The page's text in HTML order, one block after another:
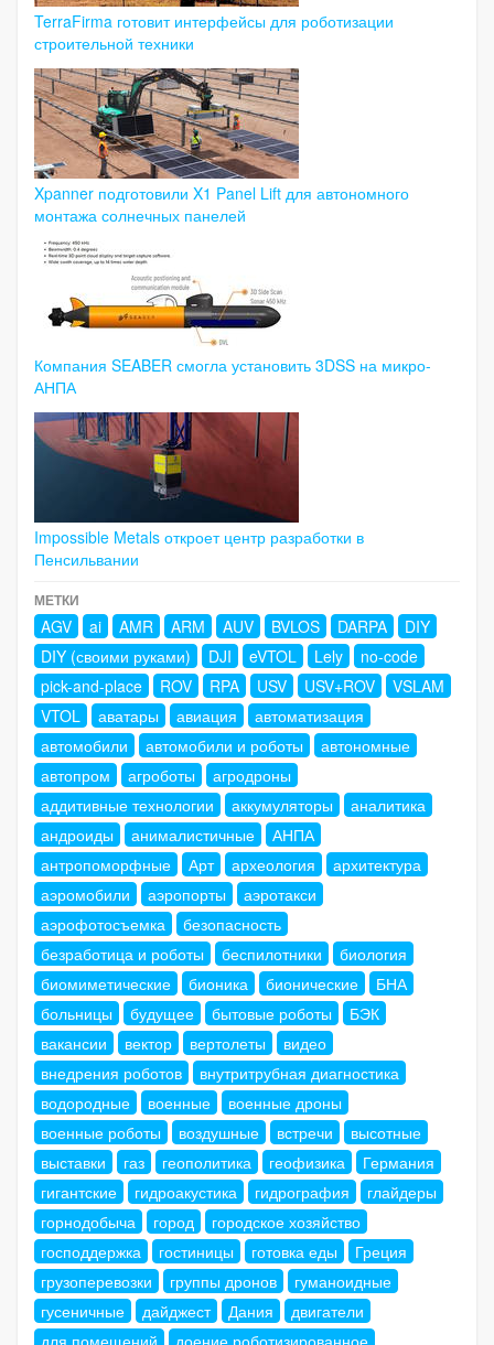
TerraFirma готовит интерфейсы для роботизации
строительной техники
Xpanner подготовили X1 Panel Lift для автономного
монтажа солнечных панелей
Компания SEABER смогла установить 3DSS на микро-
АНПА
Impossible Metals откроет центр разработки в
Пенсильвании
МЕТКИ
AGV ai AMR ARM AUV BVLOS DARPA
DIY
DIY (своими руками)
DJI eVTOL Lely
no-code
pick-and-place
ROV RPA USV USV+ROV
VSLAM
VTOL
аватары авиация
автоматизация
автомобили
автомобили и роботы
автономные
автопром
агроботы
агродроны
аддитивные технологии
аккумуляторы
аналитика
андроиды
анималистичные
АНПА
антропоморфные
Арт археология
архитектура
аэромобили
аэропорты
аэротакси
аэрофотосъемка
безопасность
безработица и роботы
беспилотники
биология
биомиметические
бионика бионические
БНА
больницы
будущее бытовые роботы
БЭК
вакансии
вектор вертолеты
видео
внедрения роботов
внутритрубная диагностика
водородные
военные
военные дроны
военные роботы
воздушные встречи
высотные
выставки
газ геополитика геофизика
Германия
гигантские
гидроакустика гидрография
глайдеры
горнодобыча
город
городское хозяйство
господдержка
гостиницы готовка еды
Греция
грузоперевозки
группы дронов
гуманоидные
гусеничные
дайджест Дания
двигатели
для помещений
доение роботизированное